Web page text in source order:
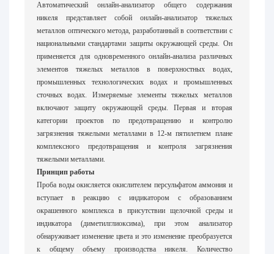
Автоматический онлайн-анализатор общего содержания
никеля представляет собой онлайн-анализатор тяжелых
металлов оптического метода, разработанный в соответствии с
национальными стандартами защиты окружающей среды. Он
применяется для одновременного онлайн-анализа различных
элементов тяжелых металлов в поверхностных водах,
промышленных технологических водах и промышленных
сточных водах. Измеряемые элементы тяжелых металлов
включают защиту окружающей среды. Первая и вторая
категории проектов по предотвращению и контролю
загрязнения тяжелыми металлами в 12-м пятилетнем плане
комплексного предотвращения и контроля загрязнения
тяжелыми металлами.
Принцип работы
Проба воды окисляется окислителем персульфатом аммония и
вступает в реакцию с индикатором с образованием
окрашенного комплекса в присутствии щелочной среды и
индикатора (диметилглиоксима), при этом анализатор
обнаруживает изменение цвета и это изменение преобразуется
к общему объему производства никеля. Количество